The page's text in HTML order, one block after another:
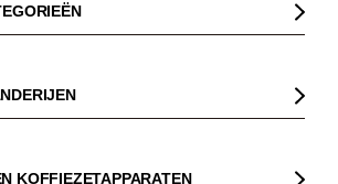
KOFFIEZETAPPARATEN